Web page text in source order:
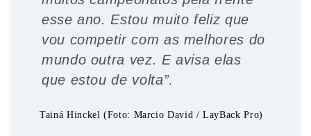
esse ano. Estou muito feliz que
vou competir com as melhores do
mundo outra vez. E avisa elas
que estou de volta”.
Tainá Hinckel (Foto: Marcio David / LayBack Pro)